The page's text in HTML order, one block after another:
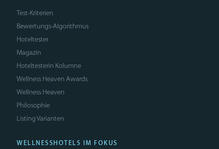
Test-Kriterien
Bewertungs-Algorithmus
Hoteltester
Magazin
Hoteltesterin Kolumne
Wellness Heaven Awards
Wellness Heaven
Philosophie
Listing Varianten
WELLNESSHOTELS IM FOKUS